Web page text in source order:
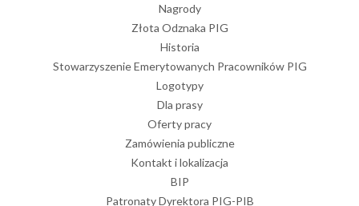
Nagrody
Złota Odznaka PIG
Historia
Stowarzyszenie Emerytowanych Pracowników PIG
Logotypy
Dla prasy
Oferty pracy
Zamówienia publiczne
Kontakt i lokalizacja
BIP
Patronaty Dyrektora PIG-PIB